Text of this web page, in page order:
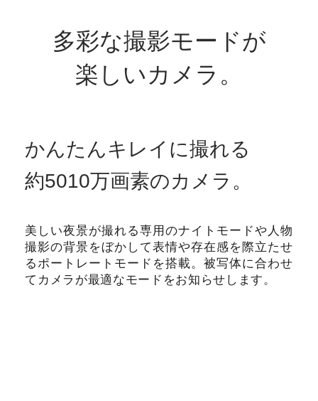
多彩な撮影モードが
楽しいカメラ。
かんたんキレイに撮れる
約5010万画素のカメラ。
美しい夜景が撮れる専用のナイトモードや人物
撮影の背景をぼかして表情や存在感を際立たせ
るポートレートモードを搭載。被写体に合わせ
てカメラが最適なモードをお知らせします。